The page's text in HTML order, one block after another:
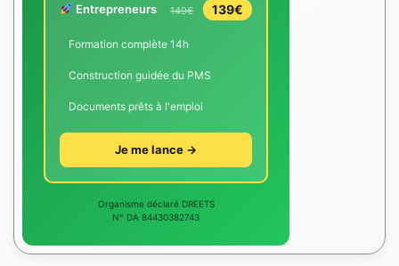
Entrepreneurs 149€ 139€
Formation complète 14h
Construction guidée du PMS
Documents prêts à l'emploi
Je me lance →
Organisme déclaré DREETS
N° DA 84430382743